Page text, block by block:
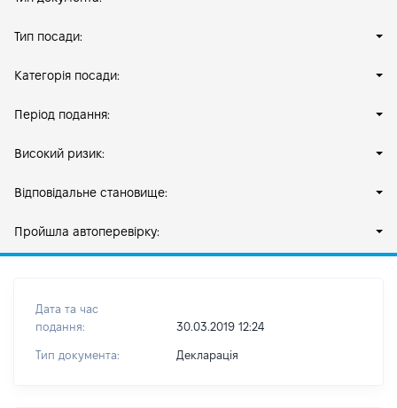
Тип посади:
Категорія посади:
Період подання:
Високий ризик:
Відповідальне становище:
Пройшла автоперевірку:
Дата та час
подання:
30.03.2019 12:24
Тип документа: Декларація